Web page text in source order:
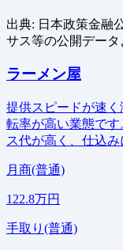
出典: 日本政策金融
サス等の公開データ
ラーメン屋
提供スピードが速
転率が高い業態で
ス代が高く、仕込み
月商(普通)
122.8万円
手取り(普通)